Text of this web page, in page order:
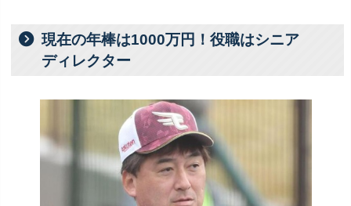
現在の年棒は1000万円！役職はシニア
ディレクター